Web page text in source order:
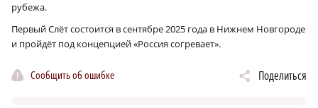
рубежа.
Первый Слёт состоится в сентябре 2025 года в Нижнем Новгороде
и пройдёт под концепцией «Россия согревает».
Сообщить об ошибке Поделиться